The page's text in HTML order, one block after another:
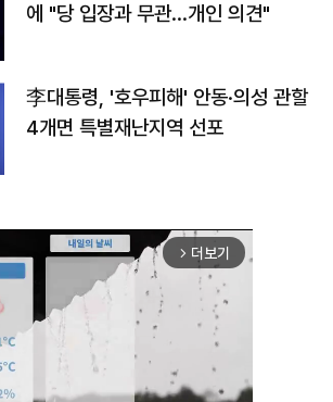
에 "당 입장과 무관…개인 의견"
李대통령, '호우피해' 안동·의성 관할
4개면 특별재난지역 선포
arrow_forward_ios 더보기